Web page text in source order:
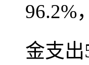
96.2%
金支